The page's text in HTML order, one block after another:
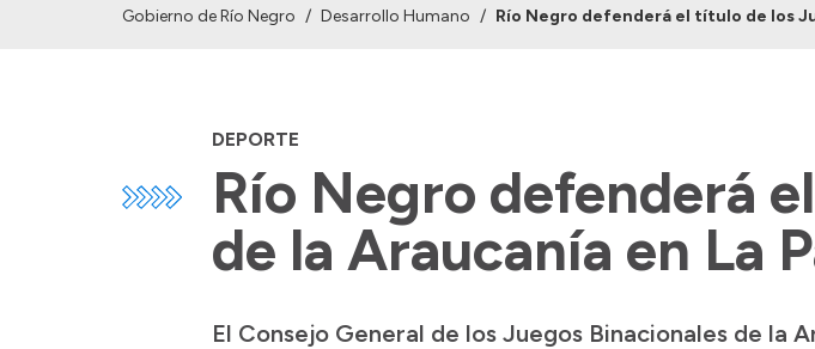
Gobierno de Río Negro / Desarrollo Humano / Río Negro defenderá el título de los
DEPORTE
Río Negro defenderá
de la Araucanía en La
El Consejo General de los Juegos Binacionales de la